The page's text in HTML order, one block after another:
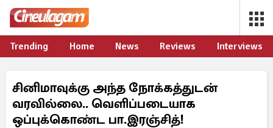
Trending Home News Reviews Interviews
சினிமாவுக்கு அந்த நோக்கத்துடன்
வரவில்லை.. வெளிப்படையாக
ஒப்புக்கொண்ட பா.இரஞ்சித்!